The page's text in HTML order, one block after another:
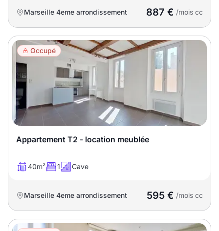
Marseille 4eme arrondissement 887 € /mois cc
Occupé
Appartement T2 - location meublée
40m² 1 Cave
Marseille 4eme arrondissement 595 € /mois cc